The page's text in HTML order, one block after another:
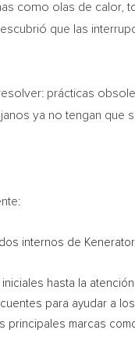
como olas de calor,
que las
prácticas
ya no tengan
internos de
hasta la
para ayudar a
principales marcas